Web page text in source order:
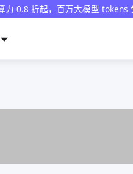
力 0.8 折起，百万大模型 tokens